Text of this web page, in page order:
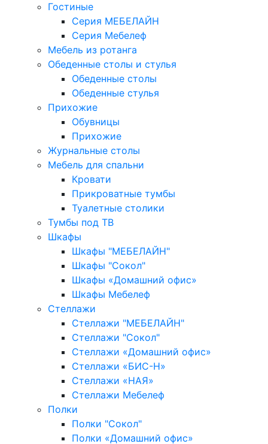
Гостиные
Серия МЕБЕЛАЙН
Серия Мебелеф
Мебель из ротанга
Обеденные столы и стулья
Обеденные столы
Обеденные стулья
Прихожие
Обувницы
Прихожие
Журнальные столы
Мебель для спальни
Кровати
Прикроватные тумбы
Туалетные столики
Тумбы под ТВ
Шкафы
Шкафы "МЕБЕЛАЙН"
Шкафы "Сокол"
Шкафы «Домашний офис»
Шкафы Мебелеф
Стеллажи
Стеллажи "МЕБЕЛАЙН"
Стеллажи "Сокол"
Стеллажи «Домашний офис»
Стеллажи «БИС-Н»
Стеллажи «НАЯ»
Стеллажи Мебелеф
Полки
Полки "Сокол"
Полки «Домашний офис»